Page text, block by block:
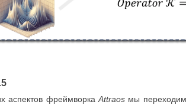
аспектов фреймворкаAttraos мы переходим